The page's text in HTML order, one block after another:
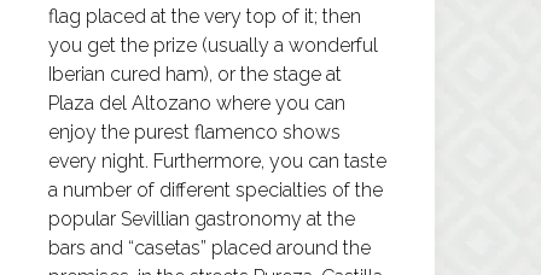
flag placed at the very top of it; then
you get the prize (usually a wonderful
Iberian cured ham), or the stage at
Plaza del Altozano where you can
enjoy the purest flamenco shows
every night. Furthermore, you can taste
a number of different specialties of the
popular Sevillian gastronomy at the
bars and “casetas” placed around the